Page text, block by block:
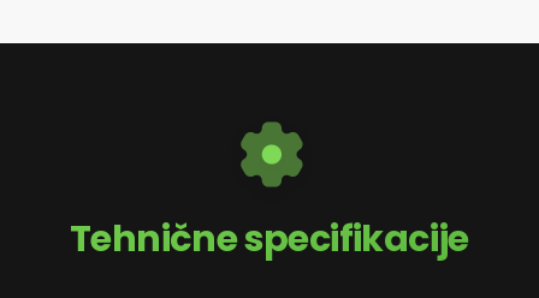
Tehnične specifikacije